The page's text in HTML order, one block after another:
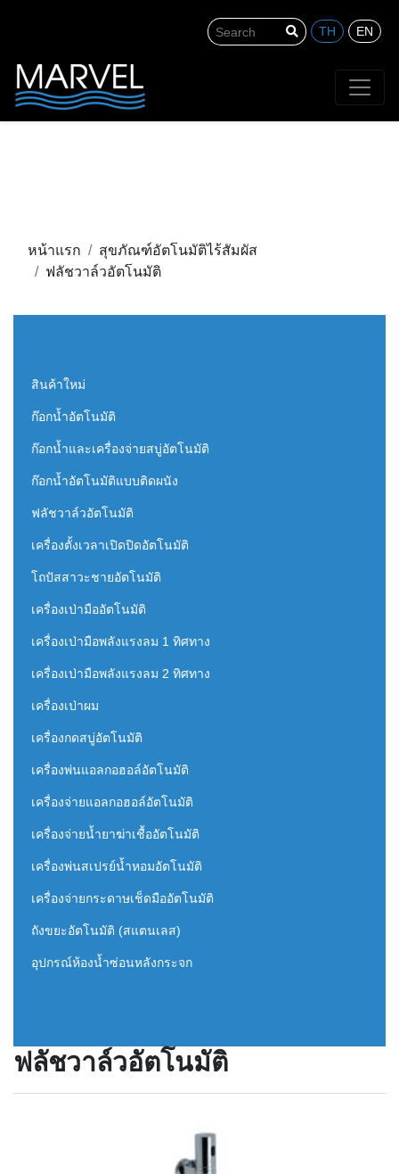
Search
TH EN
หน้าแรก
สุขภัณฑ์อัตโนมัติไร้สัมผัส
ฟลัชวาล์วอัตโนมัติ
สินค้าใหม่
ก๊อกน้ำอัตโนมัติ
ก๊อกน้ำและเครื่องจ่ายสบู่อัตโนมัติ
ก๊อกน้ำอัตโนมัติแบบติดผนัง
ฟลัชวาล์วอัตโนมัติ
เครื่องตั้งเวลาเปิดปิดอัตโนมัติ
โถปัสสาวะชายอัตโนมัติ
เครื่องเป่ามืออัตโนมัติ
เครื่องเป่ามือพลังแรงลม 1 ทิศทาง
เครื่องเป่ามือพลังแรงลม 2 ทิศทาง
เครื่องเป่าผม
เครื่องกดสบู่อัตโนมัติ
เครื่องพ่นแอลกอฮอล์อัตโนมัติ
เครื่องจ่ายแอลกอฮอล์อัตโนมัติ
เครื่องจ่ายน้ำยาฆ่าเชื้ออัตโนมัติ
เครื่องพ่นสเปรย์น้ำหอมอัตโนมัติ
เครื่องจ่ายกระดาษเช็ดมืออัตโนมัติ
ถังขยะอัตโนมัติ (สแตนเลส)
อุปกรณ์ห้องน้ำซ่อนหลังกระจก
ฟลัชวาล์วอัตโนมัติ